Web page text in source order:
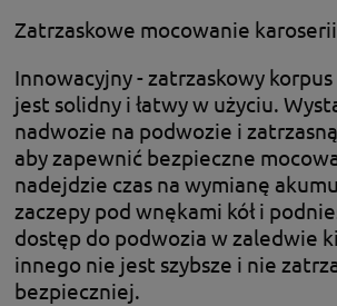
Zatrzaskowe mocowanie karoserii
Innowacyjny - zatrzaskowy
jest solidny i łatwy w użyciu.
nadwozie na podwozie i
aby zapewnić bezpieczne
nadejdzie czas na wymianę
zaczepy pod wnękami kół i
dostęp do podwozia w zaledwie
innego nie jest szybsze i nie
bezpieczniej.